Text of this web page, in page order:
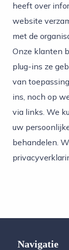
heeft over
website
met de
Onze klanten
plug-ins ze
van
ins, noch op
via links. We
uw
behandelen.
Navigatie